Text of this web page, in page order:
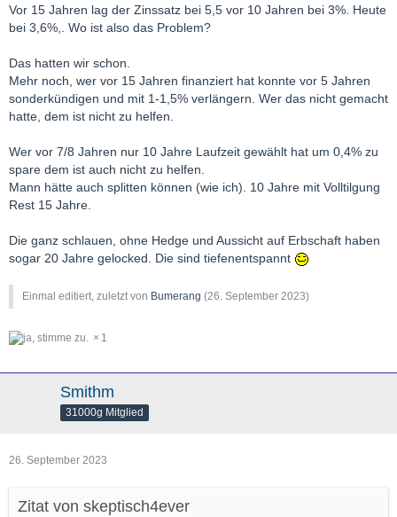
Vor 15 Jahren lag der Zinssatz bei 5,5 vor 10 Jahren bei 3%. Heute
bei 3,6%,. Wo ist also das Problem?
Das hatten wir schon.
Mehr noch, wer vor 15 Jahren finanziert hat konnte vor 5 Jahren
sonderkündigen und mit 1-1,5% verlängern. Wer das nicht gemacht
hatte, dem ist nicht zu helfen.
Wer vor 7/8 Jahren nur 10 Jahre Laufzeit gewählt hat um 0,4% zu
spare dem ist auch nicht zu helfen.
Mann hätte auch splitten können (wie ich). 10 Jahre mit Volltilgung
Rest 15 Jahre.
Die ganz schlauen, ohne Hedge und Aussicht auf Erbschaft haben
sogar 20 Jahre gelocked. Die sind tiefenentspannt
Einmal editiert, zuletzt von Bumerang (26. September 2023)
1
Smithm
31000g Mitglied
26. September 2023
Zitat von skeptisch4ever